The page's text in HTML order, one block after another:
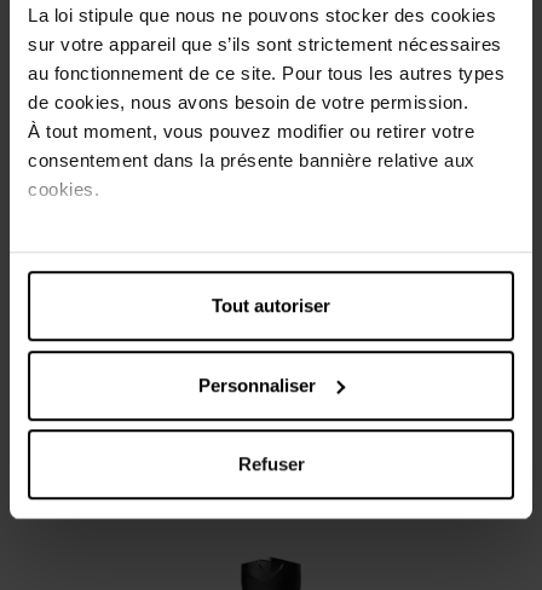
La loi stipule que nous ne pouvons stocker des cookies
sur votre appareil que s’ils sont strictement nécessaires
au fonctionnement de ce site. Pour tous les autres types
de cookies, nous avons besoin de votre permission.
À tout moment, vous pouvez modifier ou retirer votre
consentement dans la présente bannière relative aux
cookies.
Tout autoriser
Personnaliser
Refuser
Description
Ce gel douche Dark Temptation a un irrésistible parfum
de chocolat, combiné avec un subtil arôme sensuel de
vanille, d'ambre et de poivre rouge.
Conseils d'utilisation
mousser. Rincez abondamment.
Caractéristiques
Vous aimerez peut-être